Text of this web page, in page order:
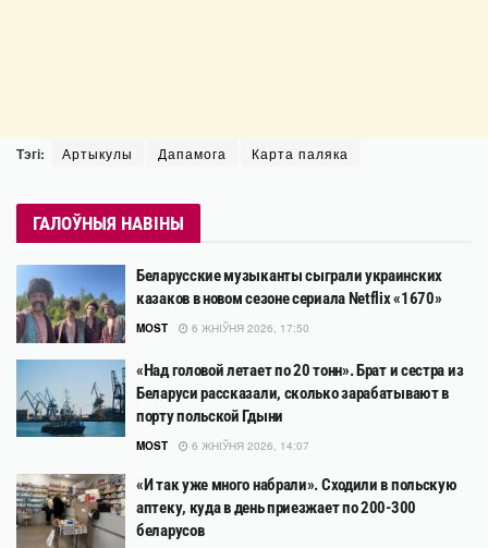
Тэгі: Артыкулы Дапамога Карта паляка
ГАЛОЎНЫЯ НАВІНЫ
Беларусские музыканты сыграли украинских
казаков в новом сезоне сериала Netflix «1670»
MOST 6 ЖНІЎНЯ 2026, 17:50
«Над головой летает по 20 тонн». Брат и сестра из
Беларуси рассказали, сколько зарабатывают в
порту польской Гдыни
MOST 6 ЖНІЎНЯ 2026, 14:07
«И так уже много набрали». Сходили в польскую
аптеку, куда в день приезжает по 200-300
беларусов